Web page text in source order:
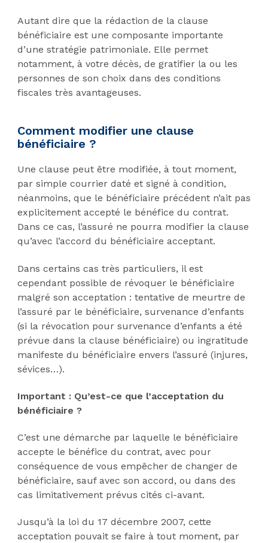
Autant dire que la rédaction de la clause
bénéficiaire est une composante importante
d’une stratégie patrimoniale. Elle permet
notamment, à votre décès, de gratifier la ou les
personnes de son choix dans des conditions
fiscales très avantageuses.
Comment modifier une clause
bénéficiaire ?
Une clause peut être modifiée, à tout moment,
par simple courrier daté et signé à condition,
néanmoins, que le bénéficiaire précédent n’ait pas
explicitement accepté le bénéfice du contrat.
Dans ce cas, l’assuré ne pourra modifier la clause
qu’avec l’accord du bénéficiaire acceptant.
Dans certains cas très particuliers, il est
cependant possible de révoquer le bénéficiaire
malgré son acceptation : tentative de meurtre de
l’assuré par le bénéficiaire, survenance d’enfants
(si la révocation pour survenance d’enfants a été
prévue dans la clause bénéficiaire) ou ingratitude
manifeste du bénéficiaire envers l’assuré (injures,
sévices…).
Important : Qu’est-ce que l’acceptation du
bénéficiaire ?
C’est une démarche par laquelle le bénéficiaire
accepte le bénéfice du contrat, avec pour
conséquence de vous empêcher de changer de
bénéficiaire, sauf avec son accord, ou dans des
cas limitativement prévus cités ci-avant.
Jusqu’à la loi du 17 décembre 2007, cette
acceptation pouvait se faire à tout moment, par